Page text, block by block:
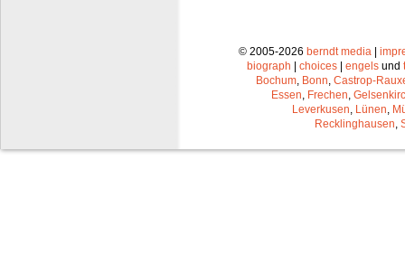
© 2005-2026 berndt media|
biograph
choices engels und
Bochum, Bonn, Castrop-
Essen, Frechen,
Leverkusen, Lünen,
Recklinghausen,